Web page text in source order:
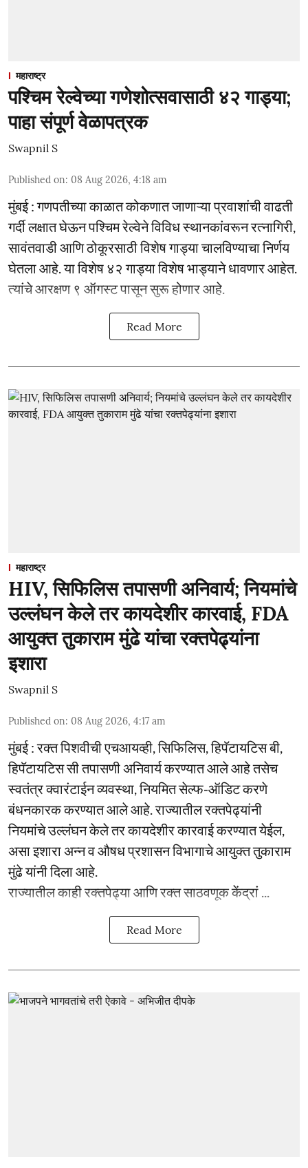
महाराष्ट्र
पश्चिम रेल्वेच्या गणेशोत्सवासाठी ४२ गाड्या;
पाहा संपूर्ण वेळापत्रक
Swapnil S
Published on: 08 Aug 2026, 4:18 am
मुंबई : गणपतीच्या काळात कोकणात जाणाऱ्या प्रवाशांची वाढती
गर्दी लक्षात घेऊन पश्चिम रेल्वेने विविध स्थानकांवरून रत्नागिरी,
सावंतवाडी आणि ठोकूरसाठी विशेष गाड्या चालविण्याचा निर्णय
घेतला आहे. या विशेष ४२ गाड्या विशेष भाड्याने धावणार आहेत.
त्यांचे आरक्षण ९ ऑगस्ट पासून सुरू होणार आहे.
Read More
महाराष्ट्र
HIV, सिफिलिस तपासणी अनिवार्य; नियमांचे
उल्लंघन केले तर कायदेशीर कारवाई, FDA
आयुक्त तुकाराम मुंढे यांचा रक्तपेढ्यांना
इशारा
Swapnil S
Published on: 08 Aug 2026, 4:17 am
मुंबई : रक्त पिशवीची एचआयव्ही, सिफिलिस, हिपॅटायटिस बी,
हिपॅटायटिस सी तपासणी अनिवार्य करण्यात आले आहे तसेच
स्वतंत्र क्वारंटाईन व्यवस्था, नियमित सेल्फ-ऑडिट करणे
बंधनकारक करण्यात आले आहे. राज्यातील रक्तपेढ्यांनी
नियमांचे उल्लंघन केले तर कायदेशीर कारवाई करण्यात येईल,
असा इशारा अन्न व औषध प्रशासन विभागाचे आयुक्त तुकाराम
मुंढे यांनी दिला आहे.
राज्यातील काही रक्तपेढ्या आणि रक्त साठवणूक केंद्रां ...
Read More